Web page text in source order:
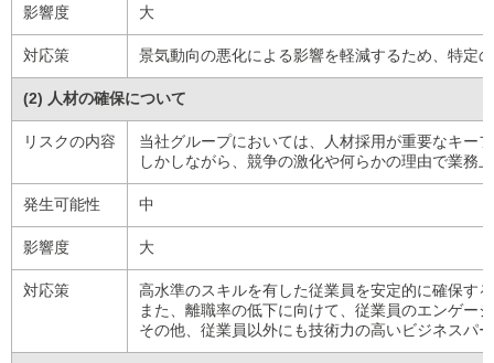
影響度 大
対応策 景気動向の悪化による影響を軽減するため、特定
(2) 人材の確保について
リスクの内容
当社グループにおいては、人材採用が重要なキー
しかしながら、競争の激化や何らかの理由で業務
発生可能性 中
影響度 大
対応策
高水準のスキルを有した従業員を安定的に確保す
また、離職率の低下に向けて、従業員のエンゲー
その他、従業員以外にも技術力の高いビジネスパ